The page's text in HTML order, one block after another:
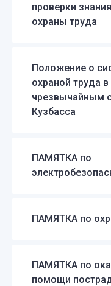
проверки
охраны труда
Положение о
охраной труда
чрезвычайным
Кузбасса
ПАМЯТКА по
ПАМЯТКА по
ПАМЯТКА по
помощи